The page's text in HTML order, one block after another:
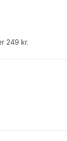
249 kr.